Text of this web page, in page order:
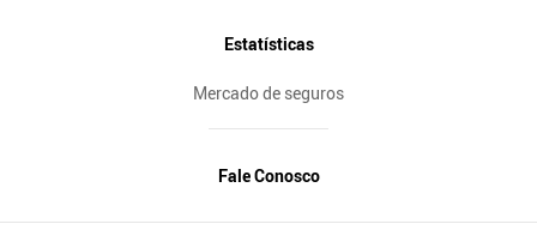
Estatísticas
Mercado de seguros
Fale Conosco